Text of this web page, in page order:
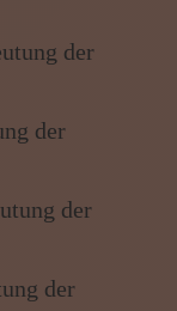
der
der
der
der